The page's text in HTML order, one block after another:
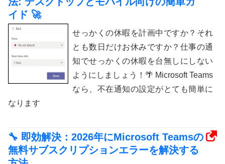
イド 🚀
せっかくの休暇を計画中ですか？それ
とも数日だけお休みですか？仕事の通
知でせっかくの休暇を台無しにしない
ようにしましょう！🌴 Microsoft Teams
なら、不在通知の設定がとても簡単に
なります
🔧 即効解決：2026年にMicrosoft Teamsの
無料サブスクリプションエラーを解決する